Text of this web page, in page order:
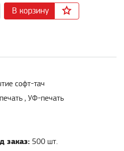
В корзину
софт-тач
, УФ-печать
заказ: 500 шт.